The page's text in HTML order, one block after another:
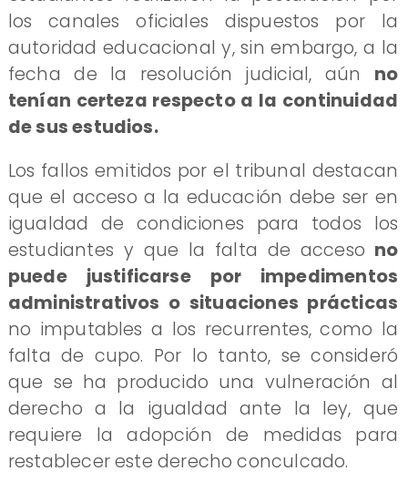
los canales oficiales dispuestos por la
autoridad educacional y, sin embargo, a la
fecha de la resolución judicial, aún no
tenían certeza respecto a la continuidad
de sus estudios.
Los fallos emitidos por el tribunal destacan
que el acceso a la educación debe ser en
igualdad de condiciones para todos los
estudiantes y que la falta de acceso no
puede justificarse por impedimentos
administrativos o situaciones prácticas
no imputables a los recurrentes, como la
falta de cupo. Por lo tanto, se consideró
que se ha producido una vulneración al
derecho a la igualdad ante la ley, que
requiere la adopción de medidas para
restablecer este derecho conculcado.